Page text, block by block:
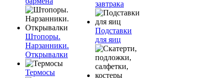
Штопоры.
Нарзанники.
Открывалки
Термосы
завтрака
Подставки
для яиц